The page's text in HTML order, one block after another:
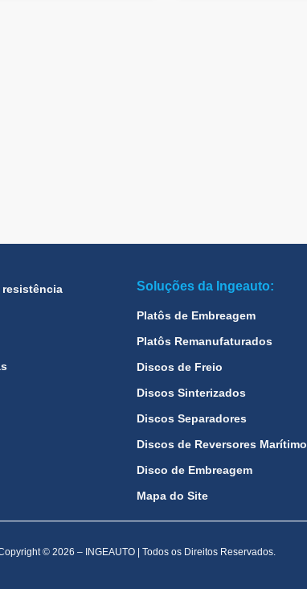
resistência
Soluções da Ingeauto:
Platôs de Embreagem
Platôs Remanufaturados
Discos de Freio
Discos Sinterizados
Discos Separadores
Discos de Reversores Marítimo
Disco de Embreagem
Mapa do Site
© 2026 – INGEAUTO | Todos os Direitos Reservados.